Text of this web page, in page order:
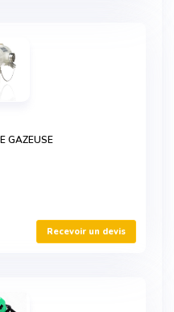
GAZEUSE
Recevoir un devis